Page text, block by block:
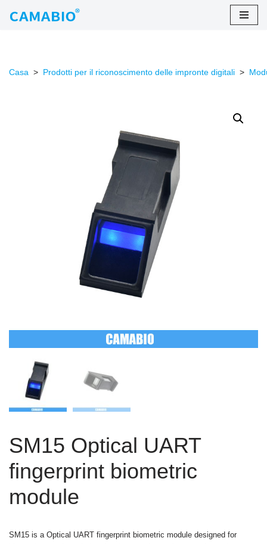
Casa > Prodotti per il riconoscimento delle impronte digitali >
SM15 Optical UART
fingerprint biometric
module
SM15 is a Optical UART fingerprint biometric module designed for